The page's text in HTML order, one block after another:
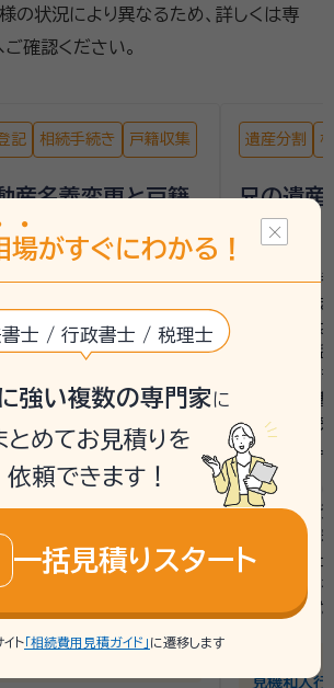
の状況により異なるため、詳しくは専
確認ください。
記 相続手続き 戸籍収集
産名義変更と戸籍
続手続きに初めて直面し、
人は妻と複数の子で、遺言
産分割協議書の作成が必
る手続きを一度に進める
ていました。
ず無料相談を案内し、行政
もに手続きの全体像を整
、遺産分割協議書の作成や
必要な書類を確認し、次
にしました。
書士事務所
遺産分割
兄の遺産
相談
相談者は京
で困ってい
で、相続人
た。すでに
体的な手続
ため、行政
た。自宅が
されました。
いい相続で
められるよ
を兼ねた無
ある行政書
議書の作成
整理しました
連携士業：
見機和人行
場がすぐにわかる！
書士 / 行政書士 / 税理士
強い複数の専門家に
とめてお見積りを
依頼できます！
一括見積りスタート
ト 「相続費用見積ガイド」 に遷移します